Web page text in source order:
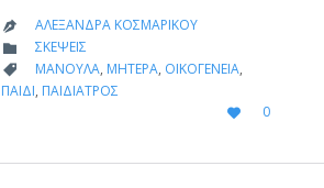
 ΑΛΕΞΆΝΔΡΑ ΚΟΣΜΑΡΊΚΟΥ
 CATEGORY
ΣΚΈΨΕΙΣ
 CATEGORY
ΜΑΝΟΎΛΑ, ΜΗΤΈΡΑ, ΟΙΚΟΓΈΝΕΙΑ,
ΠΑΙΔΊ, ΠΑΙΔΊΑΤΡΟΣ

LOVE
IT
0